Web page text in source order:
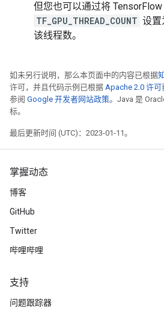
但您也可以通过将
TF_GPU_THREAD_COUNT 设置
该线程数。
如未另行说明，那么本页面中的内容已根据
许可，并且代码示例已根据 Apache 2.0 许可
参阅 Google 开发者网站政策。Java 是
标。
最后更新时间 (UTC)：2023-01-11。
掌握动态
博客
GitHub
Twitter
哔哩哔哩
支持
问题跟踪器